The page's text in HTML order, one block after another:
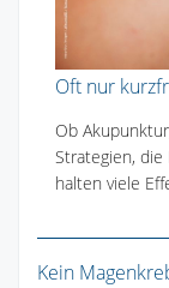
Oft nur
Ob
Strategien,
halten viele
Kein